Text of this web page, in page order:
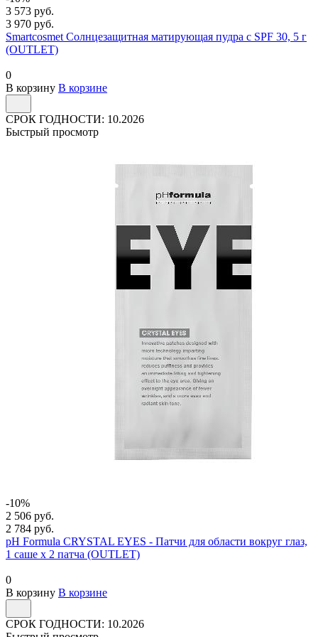
3 573 руб.
3 970 руб.
Smartcosmet Солнцезащитная матирующая пудра с SPF 30, 5 г
(OUTLET)
0
В корзину В корзине
СРОК ГОДНОСТИ: 10.2026
Быстрый просмотр
-10%
2 506 руб.
2 784 руб.
pH Formula CRYSTAL EYES - Патчи для области вокруг глаз,
1 саше х 2 патча (OUTLET)
0
В корзину В корзине
СРОК ГОДНОСТИ: 10.2026